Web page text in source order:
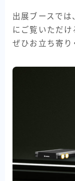
AMR (自律走
イベント
出展ブースで
にご覧いただけ
ぜひお立ち寄り